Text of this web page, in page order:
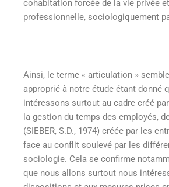
cohabitation forcée de la vie privée
professionnelle, sociologiquement
Ainsi, le terme « articulation »
approprié à notre étude étant donné
intéressons surtout au cadre créé
la gestion du temps des employés,
(SIEBER, S.D., 1974) créée par les
face au conflit soulevé par les
sociologie. Cela se confirme
que nous allons surtout nous